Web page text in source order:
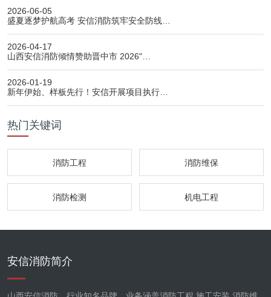
2026-06-05
盛夏逐梦护航高考 安信消防筑牢安全防线…
2026-04-17
山西安信消防倾情赞助晋中市 2026"…
2026-01-19
新年伊始、样板先行！安信开展项目执行…
热门关键词
消防工程 消防维保
消防检测 机电工程
安信消防简介